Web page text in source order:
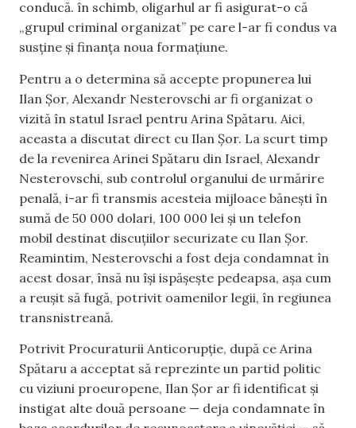
conducă. în schimb, oligarhul ar fi asigurat-o că
„grupul criminal organizat” pe care l-ar fi condus va
susține și finanța noua formațiune.
Pentru a o determina să accepte propunerea lui
Ilan Șor, Alexandr Nesterovschi ar fi organizat o
vizită în statul Israel pentru Arina Spătaru. Aici,
aceasta a discutat direct cu Ilan Șor. La scurt timp
de la revenirea Arinei Spătaru din Israel, Alexandr
Nesterovschi, sub controlul organului de urmărire
penală, i-ar fi transmis acesteia mijloace bănești în
sumă de 50 000 dolari, 100 000 lei și un telefon
mobil destinat discuțiilor securizate cu Ilan Șor.
Reamintim, Nesterovschi a fost deja condamnat în
acest dosar, însă nu își ispășește pedeapsa, așa cum
a reușit să fugă, potrivit oamenilor legii, în regiunea
transnistreană.
Potrivit Procuraturii Anticorupție, după ce Arina
Spătaru a acceptat să reprezinte un partid politic
cu viziuni proeuropene, Ilan Șor ar fi identificat și
instigat alte două persoane — deja condamnate în